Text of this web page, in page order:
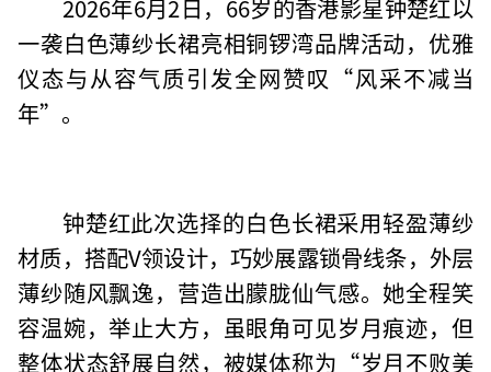
2026年6月2日，66岁的香港影星钟楚红以
一袭白色薄纱长裙亮相铜锣湾品牌活动，优雅
仪态与从容气质引发全网赞叹“风采不减当
年”。
钟楚红此次选择的白色长裙采用轻盈薄纱
材质，搭配V领设计，巧妙展露锁骨线条，外层
薄纱随风飘逸，营造出朦胧仙气感。她全程笑
容温婉，举止大方，虽眼角可见岁月痕迹，但
整体状态舒展自然，被媒体称为“岁月不败美